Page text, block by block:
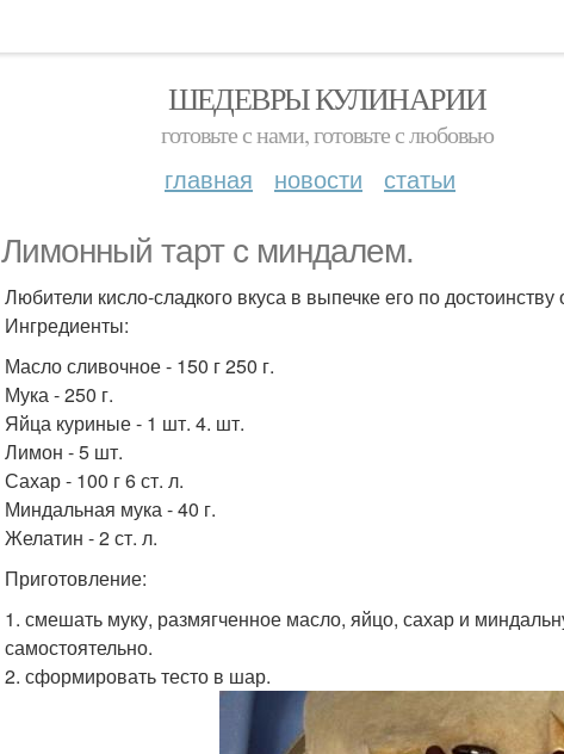
ШЕДЕВРЫ КУЛИНАРИИ
готовьте с нами, готовьте с любовью
главная новости статьи
Лимонный тарт с миндалем.
Любители кисло-сладкого вкуса в выпечке его по достоинству
Ингредиенты:
Масло сливочное - 150 г 250 г.
Мука - 250 г.
Яйца куриные - 1 шт. 4. шт.
Лимон - 5 шт.
Сахар - 100 г 6 ст. л.
Миндальная мука - 40 г.
Желатин - 2 ст. л.
Приготовление:
1. смешать муку, размягченное масло, яйцо, сахар и
самостоятельно.
2. сформировать тесто в шар.